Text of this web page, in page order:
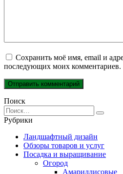
Сохранить моё имя, email и
последующих моих комментариев.
Поиск
Search
for:
Рубрики
Ландшафтный дизайн
Обзоры товаров и услуг
Посадка и выращивание
Огород
Амариллисовые